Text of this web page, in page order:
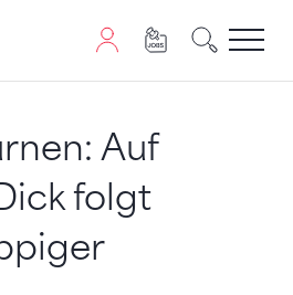
Seite wird JavaScript benötigt.
Auf
folgt